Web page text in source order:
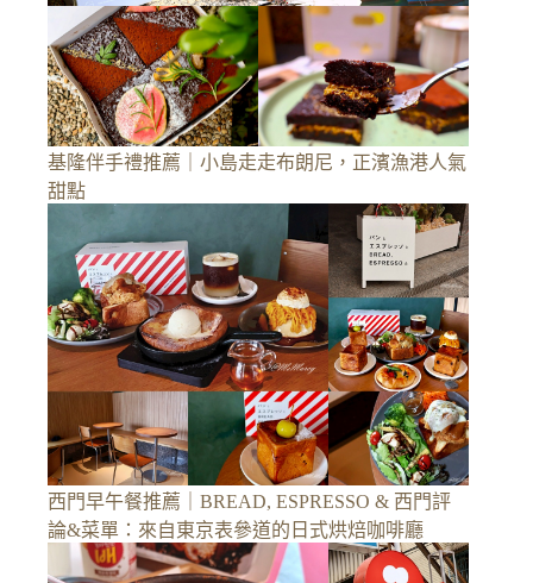
基隆伴手禮推薦｜小島走走布朗尼，正濱漁港人氣
甜點
西門早午餐推薦｜BREAD, ESPRESSO & 西門評
論&菜單：來自東京表參道的日式烘焙咖啡廳